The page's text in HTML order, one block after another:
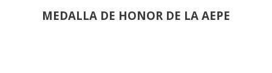
MEDALLA DE HONOR DE LA AEPE